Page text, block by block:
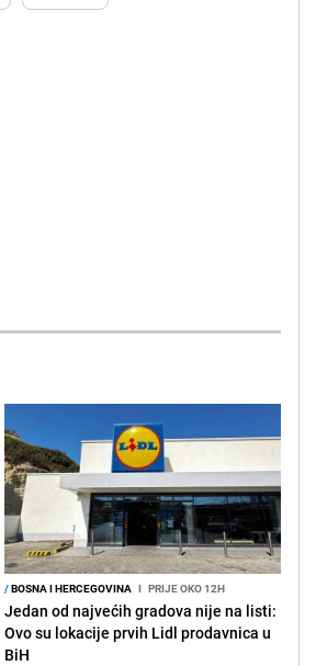
/BOSNA I HERCEGOVINA I PRIJE OKO 12H
Jedan od najvećih gradova nije na listi:
Ovo su lokacije prvih Lidl prodavnica u
BiH